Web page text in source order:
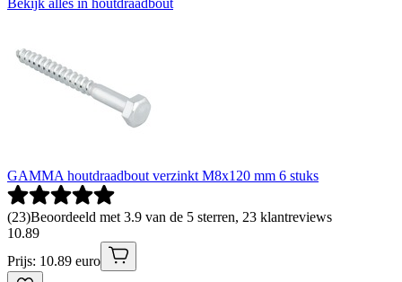
GAMMA houtdraadbout verzinkt M8x120 mm 6 stuks
(23)Beoordeeld met 3.9 van de 5 sterren, 23 klantreviews
10.89
Prijs: 10.89 euro